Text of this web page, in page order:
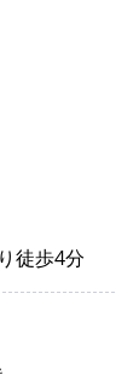
徒歩4分